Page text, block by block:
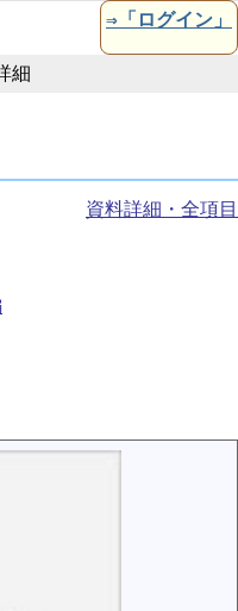
⇒「ログイン」
細
資料詳細・全項目